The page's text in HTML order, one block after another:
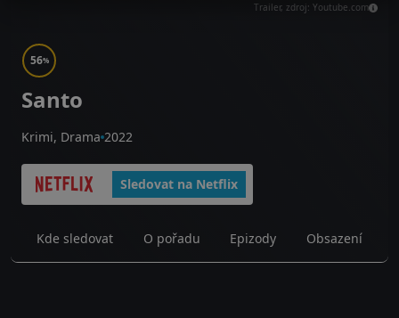
Trailer, zdroj: Youtube.com
56%
Santo
Krimi, Drama 2022
Sledovat na Netflix
Kde sledovat O pořadu Epizody Obsazení